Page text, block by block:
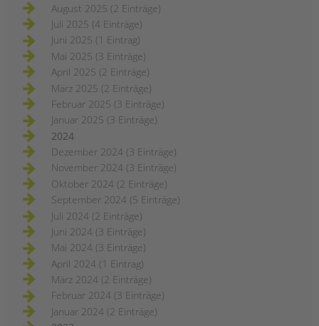
August 2025 (2 Einträge)
Juli 2025 (4 Einträge)
Juni 2025 (1 Eintrag)
Mai 2025 (3 Einträge)
April 2025 (2 Einträge)
März 2025 (2 Einträge)
Februar 2025 (3 Einträge)
Januar 2025 (3 Einträge)
2024
Dezember 2024 (3 Einträge)
November 2024 (3 Einträge)
Oktober 2024 (2 Einträge)
September 2024 (5 Einträge)
Juli 2024 (2 Einträge)
Juni 2024 (3 Einträge)
Mai 2024 (3 Einträge)
April 2024 (1 Eintrag)
März 2024 (2 Einträge)
Februar 2024 (3 Einträge)
Januar 2024 (2 Einträge)